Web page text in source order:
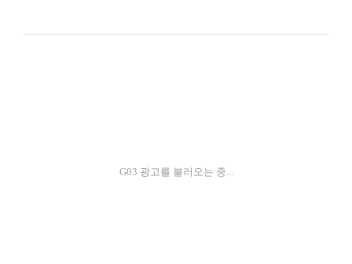
G03 광고를 불러오는 중...